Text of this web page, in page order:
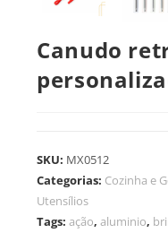
Canudo
SKU: MX0512
Categorias: Cozinha e
Utensílios
Tags:ação,aluminio,